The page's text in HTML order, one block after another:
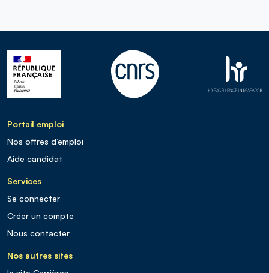
Portail emploi
Nos offres d’emploi
Aide candidat
Services
Se connecter
Créer un compte
Nous contacter
Nos autres sites